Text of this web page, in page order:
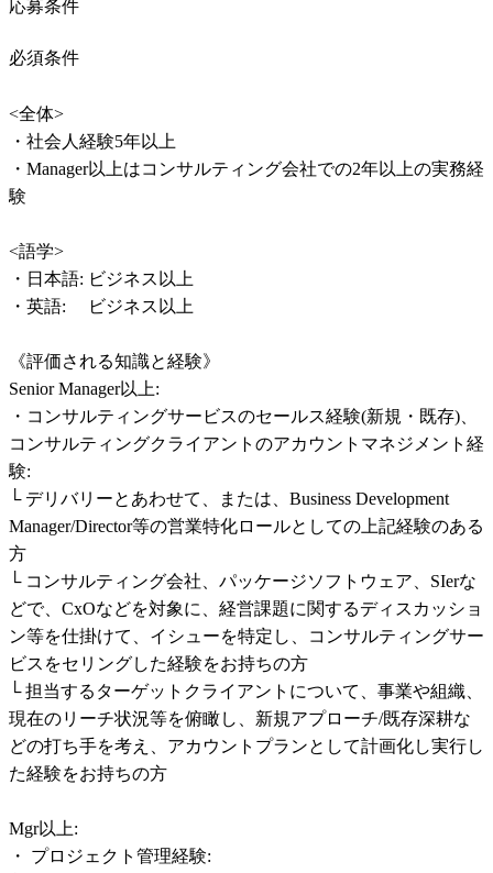
応募条件
必須条件
<全体>
・社会人経験5年以上
・Manager以上はコンサルティング会社での2年以上の実務経
験
<語学>
・日本語: ビジネス以上
・英語:　 ビジネス以上
《評価される知識と経験》
Senior Manager以上:
・コンサルティングサービスのセールス経験(新規・既存)、
コンサルティングクライアントのアカウントマネジメント経
験:
└ デリバリーとあわせて、または、Business Development
Manager/Director等の営業特化ロールとしての上記経験のある
方
└ コンサルティング会社、パッケージソフトウェア、SIerな
どで、CxOなどを対象に、経営課題に関するディスカッショ
ン等を仕掛けて、イシューを特定し、コンサルティングサー
ビスをセリングした経験をお持ちの方
└ 担当するターゲットクライアントについて、事業や組織、
現在のリーチ状況等を俯瞰し、新規アプローチ/既存深耕な
どの打ち手を考え、アカウントプランとして計画化し実行し
た経験をお持ちの方
Mgr以上:
・ プロジェクト管理経験: